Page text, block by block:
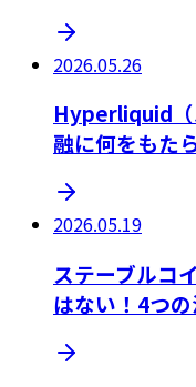
2026.05.26
Hyperliquid（
融に何をもた
2026.05.19
ステーブルコ
はない！4つ